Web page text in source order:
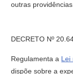
outras providências.
DECRETO Nº
Regulamenta a Lei
dispõe sobre a